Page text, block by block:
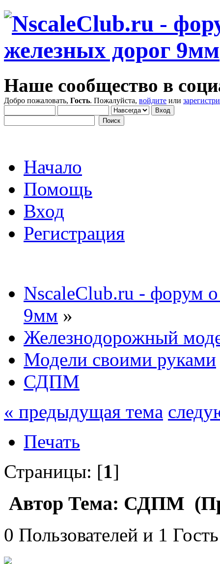
Наше сообщество в
Добро пожаловать, Гость. Пожалуйста, войдите или
Начало
Помощь
Вход
Регистрация
NscaleClub.ru - форум
9мм »
Железнодорожный
Модели своими руками
СДПМ
« предыдущая тема
Печать
Страницы: [1]
Автор Тема: СДПМ
0 Пользователей и 1